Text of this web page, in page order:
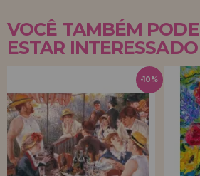
VOCÊ TAMBÉM PODE
ESTAR INTERESSADO
-10%